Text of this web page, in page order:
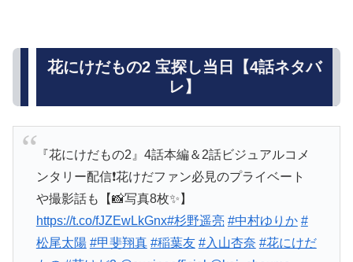
花にけだもの2 宝探し当日【4話ネタバ
レ】
『花にけだもの2』4話本編＆2話ビジュアルコメ
ンタリー配信❗花けだファン必見のプライベート
や撮影話も【📸写真8枚✨】
https://t.co/fJZEwLkGnx#杉野遥亮 #中村ゆりか #
松尾太陽 #甲斐翔真 #稲葉友 #入山杏奈 #花にけだ